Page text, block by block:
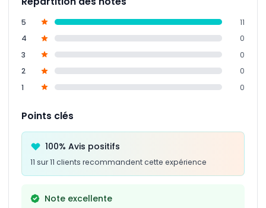
5
11
4
0
3
0
2
0
1
0
Points clés
100% Avis positifs
11 sur 11 clients recommandent cette expérience
Note excellente